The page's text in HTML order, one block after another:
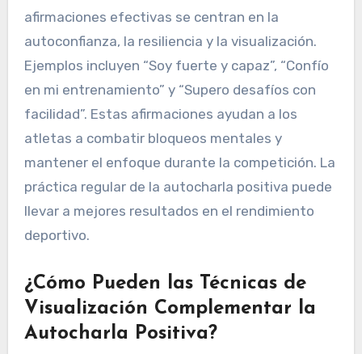
afirmaciones efectivas se centran en la
autoconfianza, la resiliencia y la visualización.
Ejemplos incluyen “Soy fuerte y capaz”, “Confío
en mi entrenamiento” y “Supero desafíos con
facilidad”. Estas afirmaciones ayudan a los
atletas a combatir bloqueos mentales y
mantener el enfoque durante la competición. La
práctica regular de la autocharla positiva puede
llevar a mejores resultados en el rendimiento
deportivo.
¿Cómo Pueden las Técnicas de
Visualización Complementar la
Autocharla Positiva?